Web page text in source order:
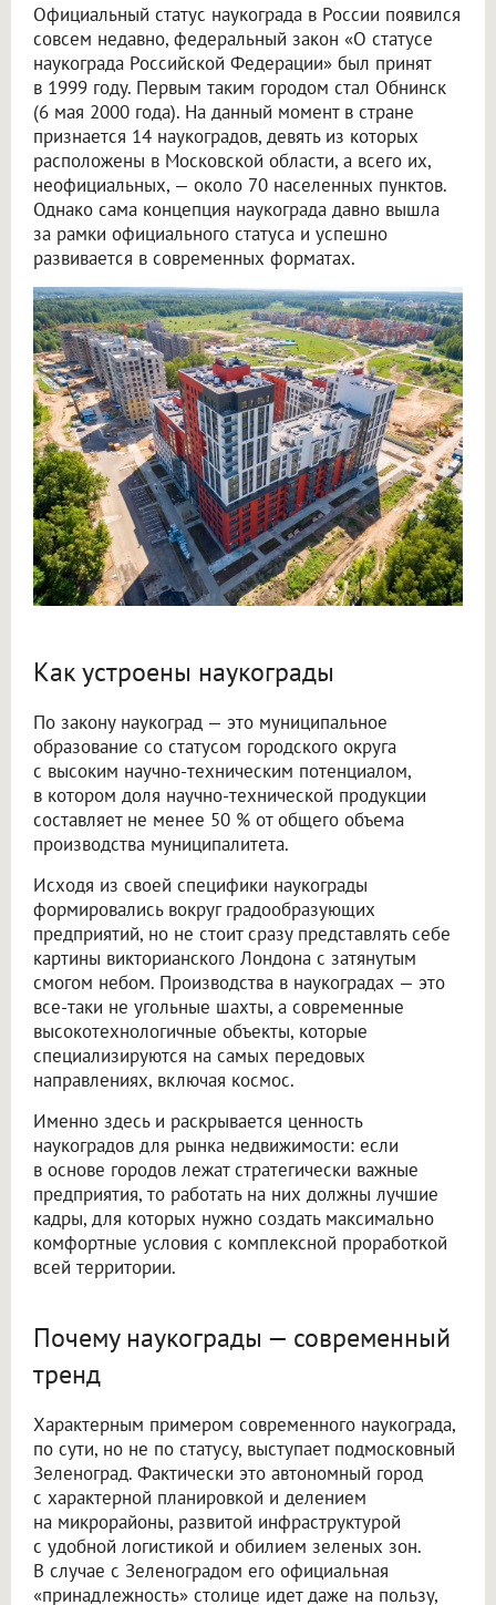
Официальный статус наукограда в России появился
совсем недавно, федеральный закон «О статусе
наукограда Российской Федерации» был принят
в 1999 году. Первым таким городом стал Обнинск
(6 мая 2000 года). На данный момент в стране
признается 14 наукоградов, девять из которых
расположены в Московской области, а всего их,
неофициальных, — около 70 населенных пунктов.
Однако сама концепция наукограда давно вышла
за рамки официального статуса и успешно
развивается в современных форматах.
Как устроены наукограды
По закону наукоград — это муниципальное
образование со статусом городского округа
с высоким научно-техническим потенциалом,
в котором доля научно-технической продукции
составляет не менее 50 % от общего объема
производства муниципалитета.
Исходя из своей специфики наукограды
формировались вокруг градообразующих
предприятий, но не стоит сразу представлять себе
картины викторианского Лондона с затянутым
смогом небом. Производства в наукоградах — это
все-таки не угольные шахты, а современные
высокотехнологичные объекты, которые
специализируются на самых передовых
направлениях, включая космос.
Именно здесь и раскрывается ценность
наукоградов для рынка недвижимости: если
в основе городов лежат стратегически важные
предприятия, то работать на них должны лучшие
кадры, для которых нужно создать максимально
комфортные условия с комплексной проработкой
всей территории.
Почему наукограды — современный
тренд
Характерным примером современного наукограда,
по сути, но не по статусу, выступает подмосковный
Зеленоград. Фактически это автономный город
с характерной планировкой и делением
на микрорайоны, развитой инфраструктурой
с удобной логистикой и обилием зеленых зон.
В случае с Зеленоградом его официальная
«принадлежность» столице идет даже на пользу,